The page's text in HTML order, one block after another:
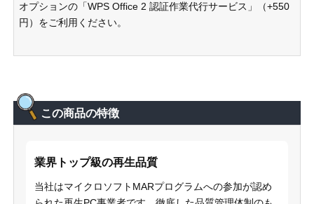
オプションの「WPS Office 2 認証作業代行サービス」（+550
円）をご利用ください。
この商品の特徴
業界トップ級の再生品質
当社はマイクロソフトMARプログラムへの参加が認め